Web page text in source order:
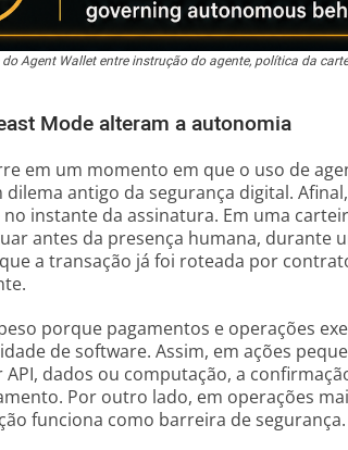
Agent Wallet entre instrução do agente, política da
Mode alteram a autonomia
em um momento em que o uso de
antigo da segurança digital.
instante da assinatura. Em uma
antes da presença humana, durante
a transação já foi roteada por
porque pagamentos e operações
de software. Assim, em ações
dados ou computação, a
Por outro lado, em operações
funciona como barreira de segurança.